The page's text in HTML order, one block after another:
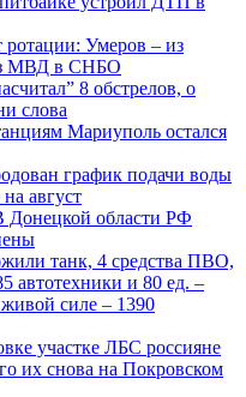
ротации: Умеров – из
МВД в СНБО
8 обстрелов, о
слова
Мариуполь остался
график подачи воды
август
Донецкой области РФ
танк, 4 средства ПВО,
автотехники и 80 ед. –
силе – 1390
участке ЛБС россияне
их снова на Покровском